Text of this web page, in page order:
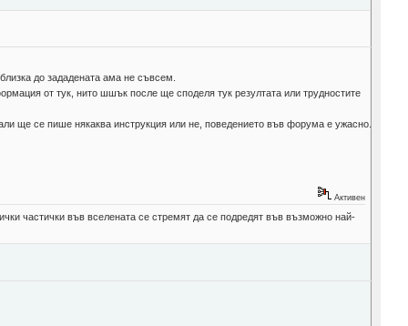
до зададената ама не съвсем.
от тук, нито шшък после ще споделя тук резултата или трудностите
ще се пише някаква инструкция или не, поведението във форума е ужасно.
Активен
частички във вселената се стремят да се подредят във възможно най-